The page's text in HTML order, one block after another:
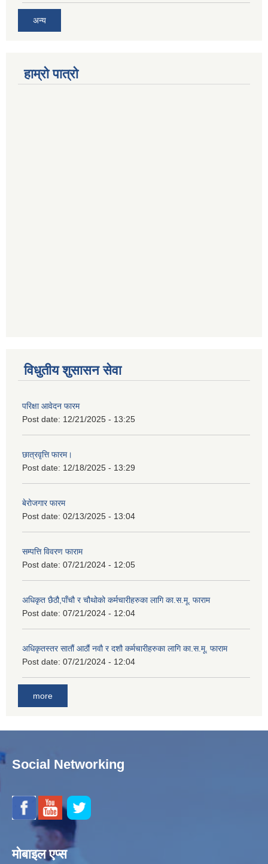
अन्य
हाम्रो पात्रो
विधुतीय शुसासन सेवा
परिक्षा आवेदन फारम
Post date: 12/21/2025 - 13:25
छात्रवृत्ति फारम।
Post date: 12/18/2025 - 13:29
बेरोजगार फारम
Post date: 02/13/2025 - 13:04
सम्पत्ति विवरण फाराम
Post date: 07/21/2024 - 12:05
अधिकृत छैठौ,पाँचौ र चौथोको कर्मचारीहरुका लागि का.स.मू. फाराम
Post date: 07/21/2024 - 12:04
अधिकृतस्तर सातौं आठौं नवौ र दशौ कर्मचारीहरुका लागि का.स.मू. फाराम
Post date: 07/21/2024 - 12:04
more
Social Networking
मोबाइल एप्स